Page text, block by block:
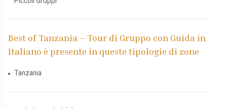
Best of Tanzania – Tour di Gruppo con Guida in
Italiano è presente in queste tipologie di zone
Tanzania